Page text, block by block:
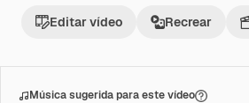
Editar vídeo Recrear
Música sugerida para este vídeo